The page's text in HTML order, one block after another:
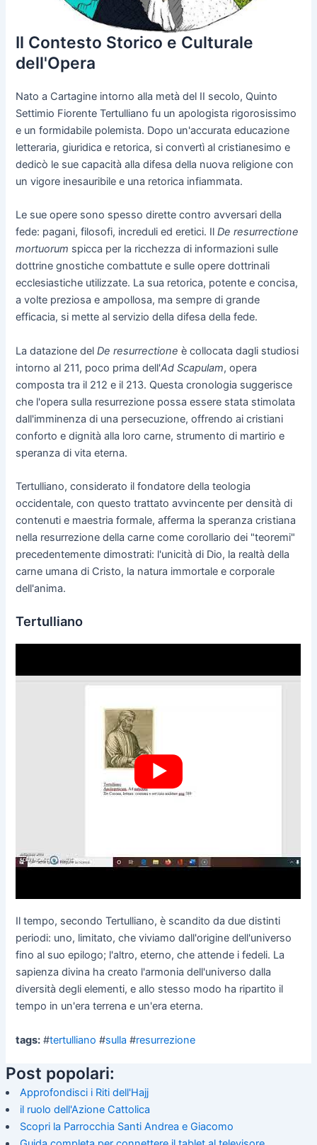
Il Contesto Storico e Culturale
dell'Opera
Nato a Cartagine intorno alla metà del II secolo, Quinto
Settimio Fiorente Tertulliano fu un apologista rigorosissimo
e un formidabile polemista. Dopo un'accurata educazione
letteraria, giuridica e retorica, si convertì al cristianesimo e
dedicò le sue capacità alla difesa della nuova religione con
un vigore inesauribile e una retorica infiammata.
Le sue opere sono spesso dirette contro avversari della
fede: pagani, filosofi, increduli ed eretici. IlDe resurrectione
mortuorum spicca per la ricchezza di informazioni sulle
dottrine gnostiche combattute e sulle opere dottrinali
ecclesiastiche utilizzate. La sua retorica, potente e concisa,
a volte preziosa e ampollosa, ma sempre di grande
efficacia, si mette al servizio della difesa della fede.
La datazione delDe resurrectione è collocata dagli studiosi
intorno al 211, poco prima dell'Ad Scapulam, opera
composta tra il 212 e il 213. Questa cronologia suggerisce
che l'opera sulla resurrezione possa essere stata stimolata
dall'imminenza di una persecuzione, offrendo ai cristiani
conforto e dignità alla loro carne, strumento di martirio e
speranza di vita eterna.
Tertulliano, considerato il fondatore della teologia
occidentale, con questo trattato avvincente per densità di
contenuti e maestria formale, afferma la speranza cristiana
nella resurrezione della carne come corollario dei "teoremi"
precedentemente dimostrati: l'unicità di Dio, la realtà della
carne umana di Cristo, la natura immortale e corporale
dell'anima.
Tertulliano
Il tempo, secondo Tertulliano, è scandito da due distinti
periodi: uno, limitato, che viviamo dall'origine dell'universo
fino al suo epilogo; l'altro, eterno, che attende i fedeli. La
sapienza divina ha creato l'armonia dell'universo dalla
diversità degli elementi, e allo stesso modo ha ripartito il
tempo in un'era terrena e un'era eterna.
tags: #tertulliano #sulla #resurrezione
Post popolari:
Approfondisci i Riti dell'Hajj
il ruolo dell'Azione Cattolica
Scopri la Parrocchia Santi Andrea e Giacomo